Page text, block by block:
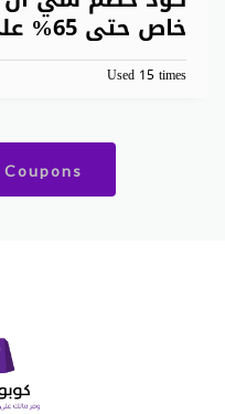
خاص حتى 65% على مختاراتها الأنيقة
Used 15 times